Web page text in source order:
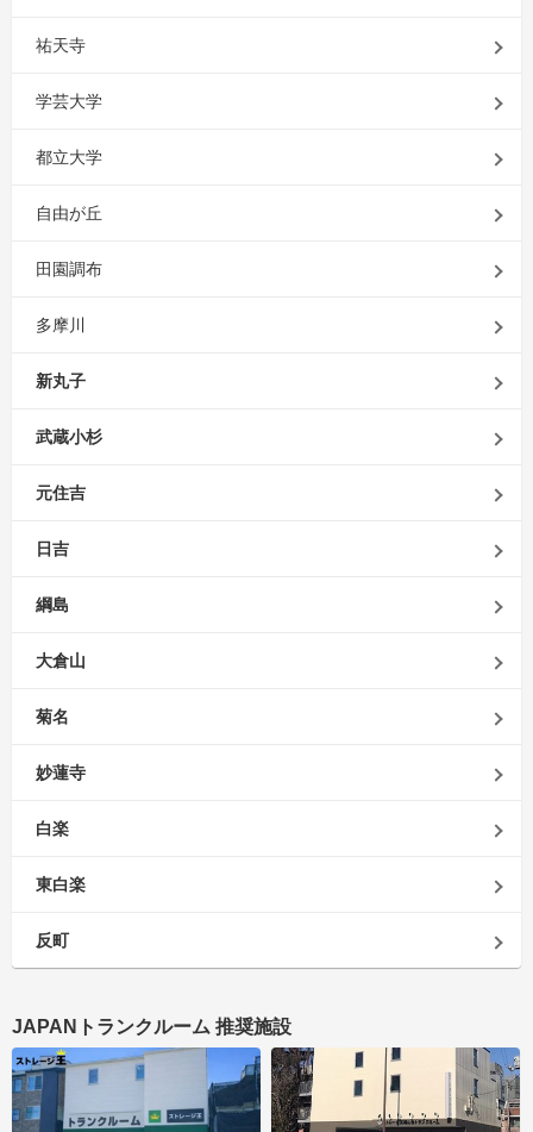
祐天寺
学芸大学
都立大学
自由が丘
田園調布
多摩川
新丸子
武蔵小杉
元住吉
日吉
綱島
大倉山
菊名
妙蓮寺
白楽
東白楽
反町
JAPANトランクルーム 推奨施設